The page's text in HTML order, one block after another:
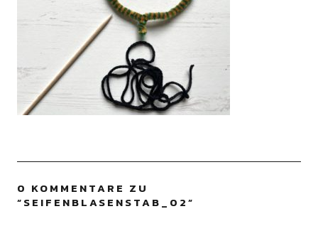
0 KOMMENTARE ZU
“SEIFENBLASENSTAB_02”